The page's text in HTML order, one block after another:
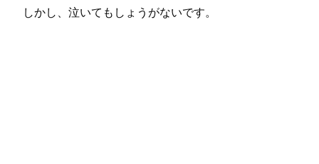
しかし、泣いてもしょうがないです。